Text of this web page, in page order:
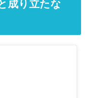
成り立たな